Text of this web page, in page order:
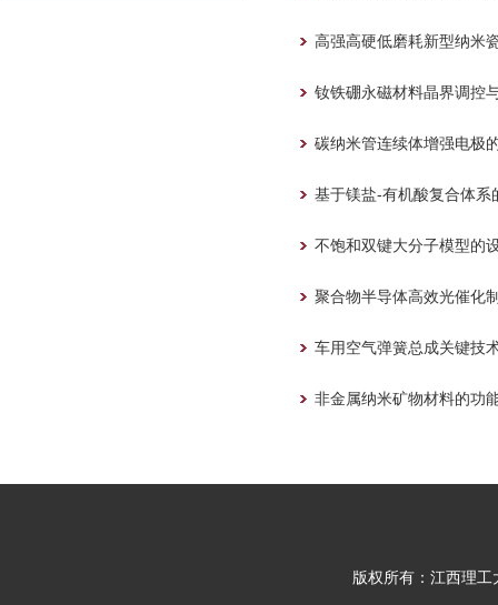
高强高硬低磨耗新型纳米
钕铁硼永磁材料晶界调控
碳纳米管连续体增强电极
基于镁盐-有机酸复合体系
不饱和双键大分子模型的
聚合物半导体高效光催化
车用空气弹簧总成关键技
非金属纳米矿物材料的功
版权所有：江西理